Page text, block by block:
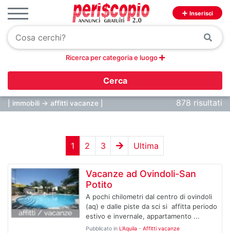
Inserisci
Ricerca per categoria e luogo
Cerca
| immobili -> affitti vacanze | 878 risultati
1 2 3 Ultima
Vacanze ad Ovindoli-San
Potito
A pochi chilometri dal centro di ovindoli
(aq) e dalle piste da sci si affitta periodo
estivo e invernale, appartamento ...
Pubblicato in L'Aquila - Affitti vacanze